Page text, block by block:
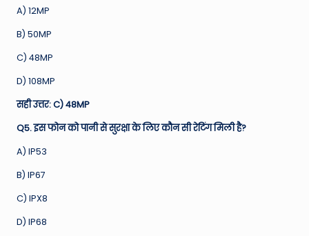
A) 12MP
B) 50MP
C) 48MP
D) 108MP
सही उत्तर: C) 48MP
Q5. इस फोन को पानी से सुरक्षा के लिए कौन सी रेटिंग मिली है?
A) IP53
B) IP67
C) IPX8
D) IP68